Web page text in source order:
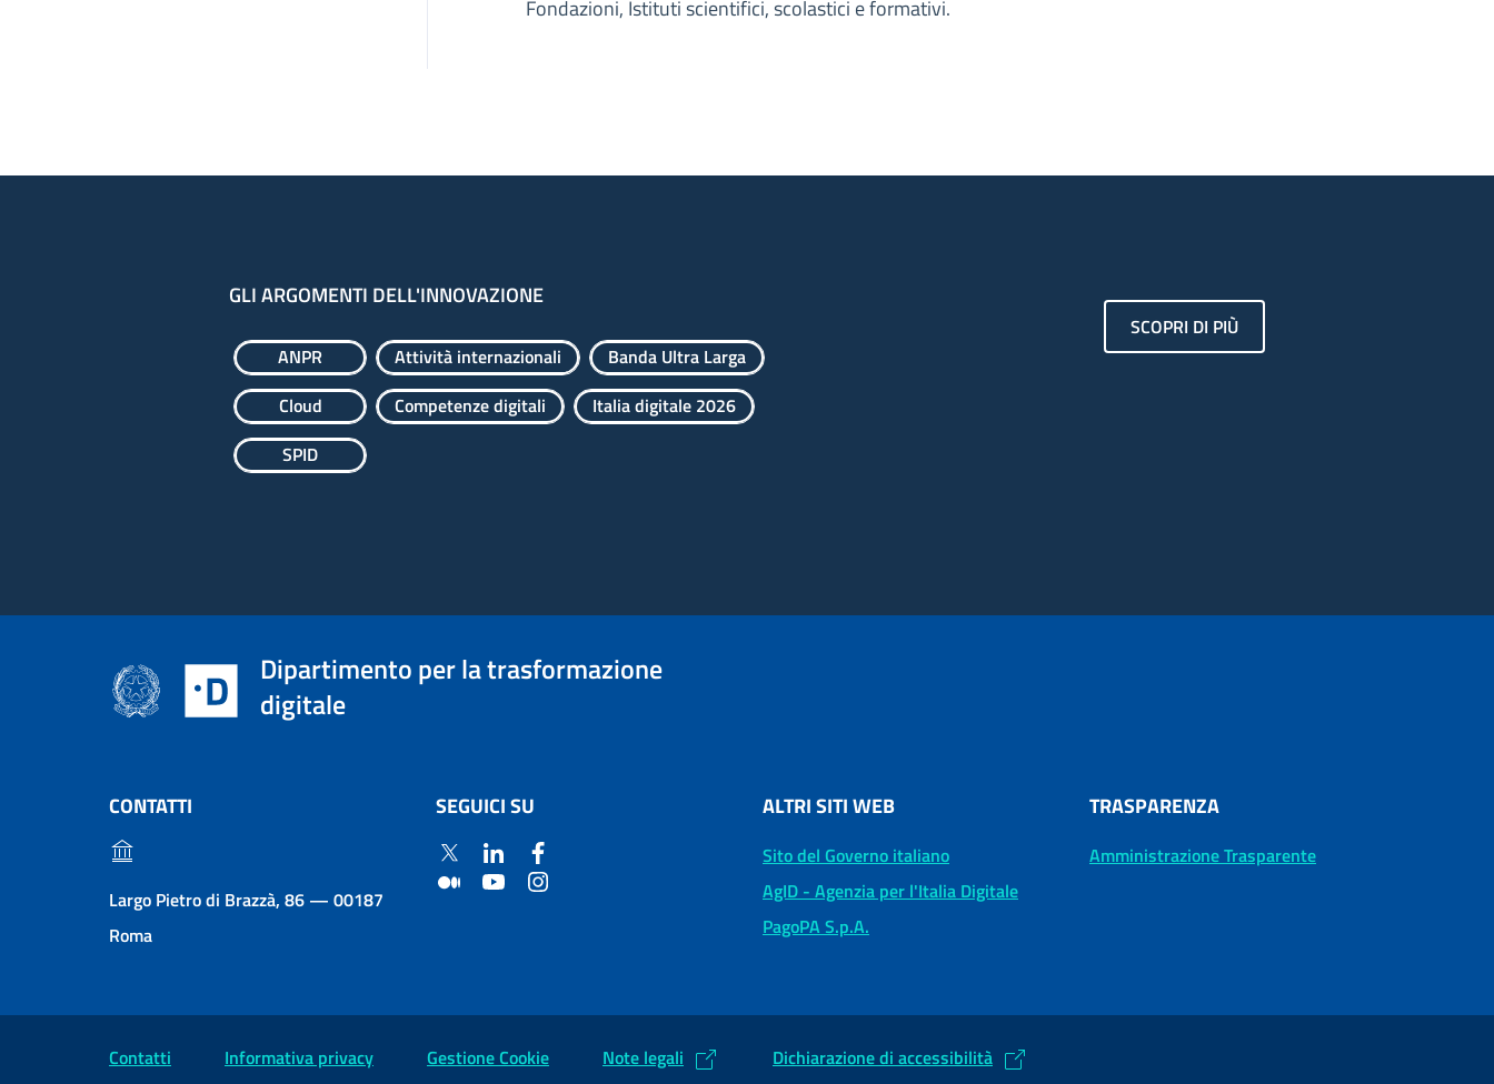
Fondazioni, Istituti scientifici, scolastici e formativi.
GLI ARGOMENTI DELL'INNOVAZIONE
ANPR Attività internazionali
Banda Ultra Larga
Cloud
Competenze digitali
Italia digitale 2026
SPID
SCOPRI DI PIÙ
Dipartimento per la trasformazione
digitale
CONTATTI
Largo Pietro di Brazzà, 86 — 00187
Roma
SEGUICI SU ALTRI SITI WEB
Sito del Governo italiano
AgID - Agenzia per l'Italia Digitale
PagoPA S.p.A.
TRASPARENZA
Amministrazione Trasparente
Contatti Informativa privacy Gestione Cookie Note legali Dichiarazione di accessibilità